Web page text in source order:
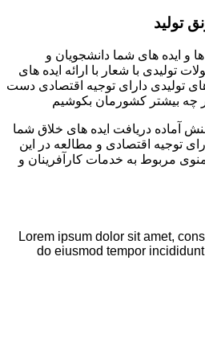
تولید
و ایده های شما دانشجویان و
تولیدی با شعار با ارائه ایده های
تولیدی دارای توجیه اقتصادی دست
چه بیشتر کشورمان بکوشیم
دریافت ایده های خلاق شما
توجیه اقتصادی و مطالعه در این
مربوط به خدمات کارآفرینان و
Lorem ipsum dolor sit amet,
do eiusmod tempor